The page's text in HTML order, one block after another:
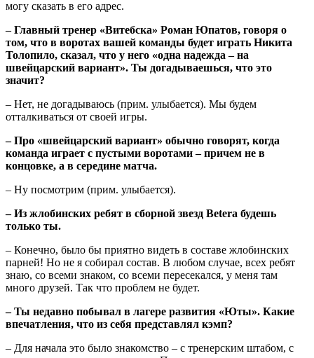
могу сказать в его адрес.
– Главный тренер «Витебска» Роман Юпатов, говоря о
том, что в воротах вашей команды будет играть Никита
Толопило, сказал, что у него «одна надежда – на
швейцарский вариант». Ты догадываешься, что это
значит?
– Нет, не догадываюсь (прим. улыбается). Мы будем
отталкиваться от своей игры.
– Про «швейцарский вариант» обычно говорят, когда
команда играет с пустыми воротами – причем не в
концовке, а в середине матча.
– Ну посмотрим (прим. улыбается).
– Из жлобинских ребят в сборной звезд Betera будешь
только ты.
– Конечно, было бы приятно видеть в составе жлобинских
парней! Но не я собирал состав. В любом случае, всех ребят
знаю, со всеми знаком, со всеми пересекался, у меня там
много друзей. Так что проблем не будет.
– Ты недавно побывал в лагере развития «Юты». Какие
впечатления, что из себя представлял кэмп?
– Для начала это было знакомство – с тренерским штабом, с